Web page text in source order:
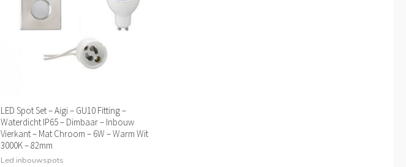
LED Spot Set – Aigi – GU10 Fitting –
Waterdicht IP65 – Dimbaar – Inbouw
Vierkant – Mat Chroom – 6W – Warm Wit
3000K – 82mm
Led inbouwspots